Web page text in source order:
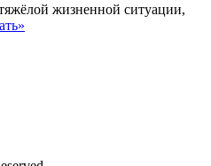
жизненной ситуации,